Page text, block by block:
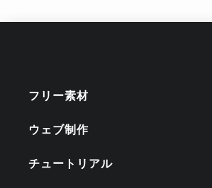
フリー素材
ウェブ制作
チュートリアル